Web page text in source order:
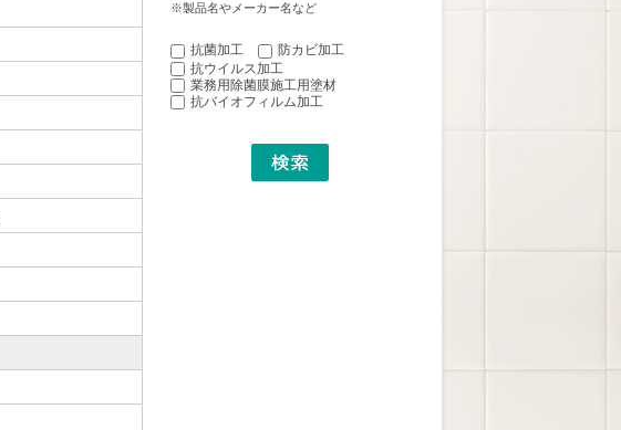
※製品名やメーカー名など
抗菌加工
防カビ加工
抗ウイルス加工
業務用除菌膜施工用塗材
抗バイオフィルム加工